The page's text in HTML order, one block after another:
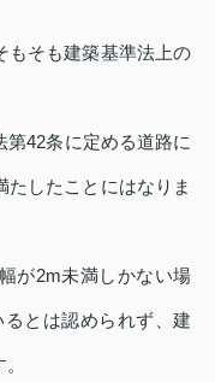
もそも建築基準法上の
第42条に定める道路に
したことにはなりま
が2m未満しかない場
とは認められず、建